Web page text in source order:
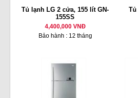
Tủ lạnh LG 2 cửa, 155 lít GN-
155SS
4,400,000 VNĐ
Bảo hành : 12 tháng
Tủ